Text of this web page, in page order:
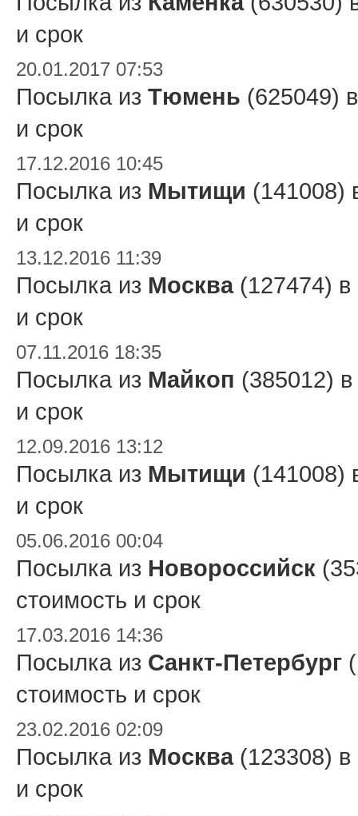
и срок
20.01.2017 07:53
Посылка из Тюмень (625049)
и срок
17.12.2016 10:45
Посылка из Мытищи (141008)
и срок
13.12.2016 11:39
Посылка из Москва(127474) в
и срок
07.11.2016 18:35
Посылка из Майкоп (385012) в
и срок
12.09.2016 13:12
Посылка из Мытищи (141008)
и срок
05.06.2016 00:04
Посылка из Новороссийск
стоимость и срок
17.03.2016 14:36
Посылка из Санкт-Петербург
стоимость и срок
23.02.2016 02:09
Посылка из Москва(123308) в
и срок